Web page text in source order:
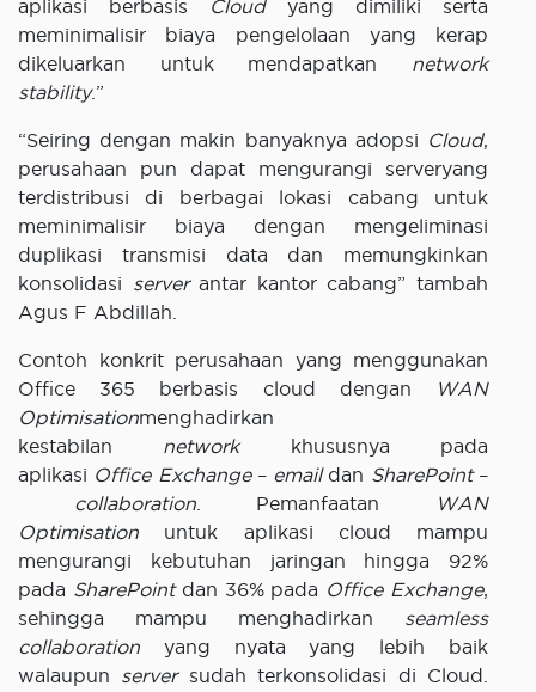
aplikasi berbasis Cloudyang dimiliki serta
meminimalisir biaya pengelolaan yang kerap
dikeluarkan untuk mendapatkan network
stability.”
“Seiring dengan makin banyaknya adopsi Cloud,
perusahaan pun dapat mengurangi serveryang
terdistribusi di berbagai lokasi cabang untuk
meminimalisir biaya dengan mengeliminasi
duplikasi transmisi data dan memungkinkan
konsolidasi serverantar kantor cabang” tambah
Agus F Abdillah.
Contoh konkrit perusahaan yang menggunakan
Office 365 berbasis cloud dengan
WAN
Optimisationmenghadirkan
kestabilan networkkhususnya pada
aplikasi Office Exchange– emaildan SharePoint–
collaboration. Pemanfaatan
WAN
Optimisation untuk aplikasi cloud mampu
mengurangi kebutuhan jaringan hingga 92%
pada SharePointdan 36% pada Office Exchange,
sehingga mampu menghadirkan seamless
collaboration yang nyata yang lebih baik
walaupun serversudah terkonsolidasi di Cloud.